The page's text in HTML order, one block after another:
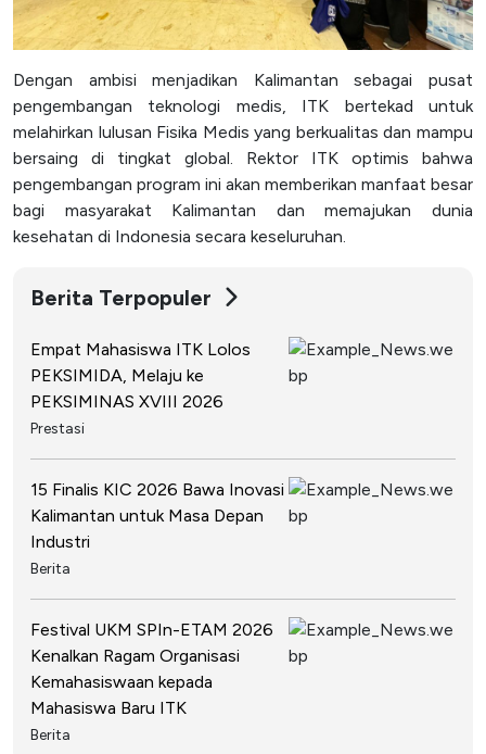
Dengan ambisi menjadikan Kalimantan sebagai pusat
pengembangan teknologi medis, ITK bertekad untuk
melahirkan lulusan Fisika Medis yang berkualitas dan mampu
bersaing di tingkat global. Rektor ITK optimis bahwa
pengembangan program ini akan memberikan manfaat besar
bagi masyarakat Kalimantan dan memajukan dunia
kesehatan di Indonesia secara keseluruhan.
Berita Terpopuler
Empat Mahasiswa ITK Lolos
PEKSIMIDA, Melaju ke
PEKSIMINAS XVIII 2026
Prestasi
15 Finalis KIC 2026 Bawa Inovasi
Kalimantan untuk Masa Depan
Industri
Berita
Festival UKM SPIn-ETAM 2026
Kenalkan Ragam Organisasi
Kemahasiswaan kepada
Mahasiswa Baru ITK
Berita